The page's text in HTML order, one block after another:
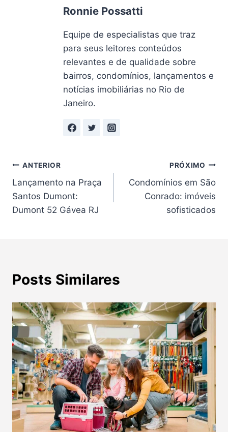
Ronnie Possatti
Equipe de especialistas que traz
para seus leitores conteúdos
relevantes e de qualidade sobre
bairros, condomínios, lançamentos e
notícias imobiliárias no Rio de
Janeiro.
Navegação
de
Post
ANTERIOR
Lançamento na Praça
Santos Dumont:
Dumont 52 Gávea RJ
PRÓXIMO
Condomínios em São
Conrado: imóveis
sofisticados
Posts Similares